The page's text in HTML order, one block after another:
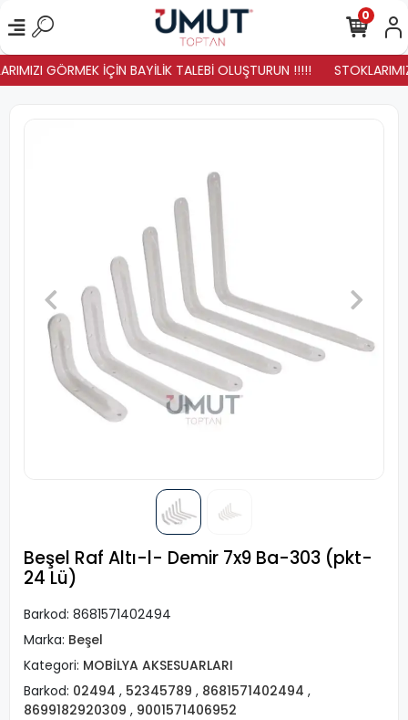
GÖRMEK İÇİN BAYİLİK TALEBİ OLUŞTURUN !!!!!
0
Beşel Raf Altı-l- Demir 7x9 Ba-303 (pkt-
24 Lü)
Barkod: 8681571402494
Marka: Beşel
Kategori: MOBİLYA AKSESUARLARI
Barkod: 02494 , 52345789 , 8681571402494 ,
8699182920309 , 9001571406952